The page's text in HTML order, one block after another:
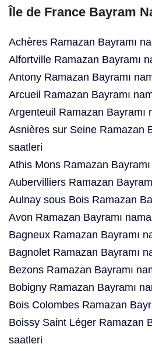
Île de France Bayram
Achères Ramazan Bayramı
Alfortville Ramazan Bayramı
Antony Ramazan Bayramı
Arcueil Ramazan Bayramı
Argenteuil Ramazan Bayramı
Asnières sur Seine Ramazan
saatleri
Athis Mons Ramazan
Aubervilliers Ramazan
Aulnay sous Bois Ramazan
Avon Ramazan Bayramı
Bagneux Ramazan Bayramı
Bagnolet Ramazan Bayramı
Bezons Ramazan Bayramı
Bobigny Ramazan Bayramı
Bois Colombes Ramazan
Boissy Saint Léger Ramazan
saatleri